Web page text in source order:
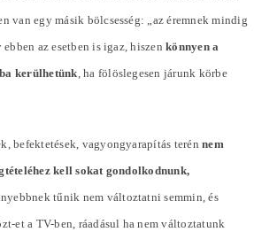
van egy másik bölcsesség: „az éremnek mindig
az esetben is igaz, hiszenkönnyen a
kerülhetünk, ha fölöslegesen járunk körbe
befektetések, vagyongyarapítás terénnem
kell sokat gondolkodnunk,
tűnik nem változtatni semmin, és
et a TV-ben, ráadásul ha nem változtatunk